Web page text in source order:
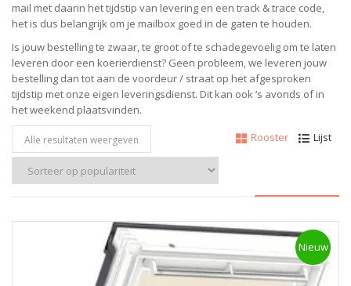
mail met daarin het tijdstip van levering en een track & trace code,
het is dus belangrijk om je mailbox goed in de gaten te houden.
Is jouw bestelling te zwaar, te groot of te schadegevoelig om te laten
leveren door een koerierdienst? Geen probleem, we leveren jouw
bestelling dan tot aan de voordeur / straat op het afgesproken
tijdstip met onze eigen leveringsdienst. Dit kan ook ‘s avonds of in
het weekend plaatsvinden.
Rooster
Lijst
Alle resultaten weergeven
Nieuw